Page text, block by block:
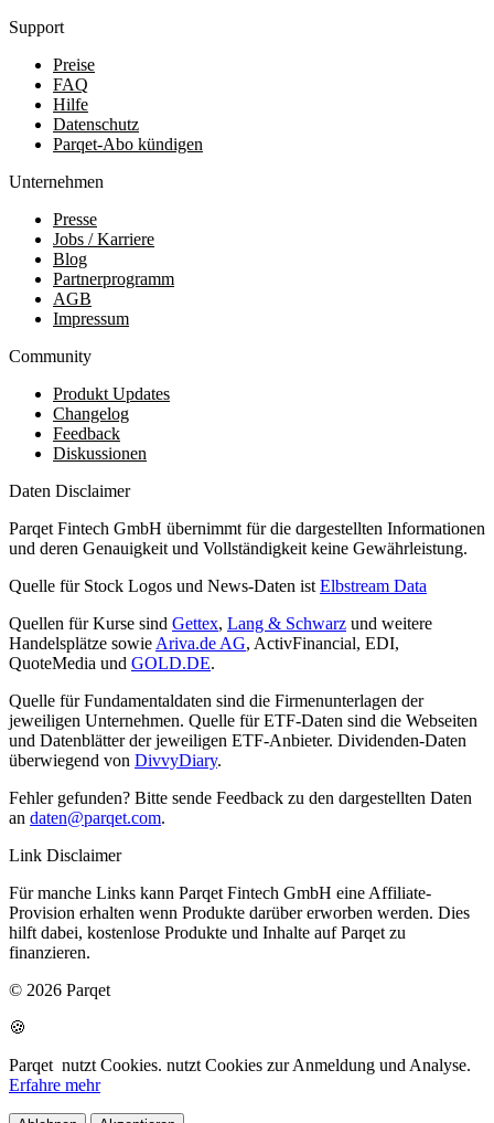
Support
Preise
FAQ
Hilfe
Datenschutz
Parqet-Abo kündigen
Unternehmen
Presse
Jobs / Karriere
Blog
Partnerprogramm
AGB
Impressum
Community
Produkt Updates
Changelog
Feedback
Diskussionen
Daten Disclaimer
Parqet Fintech GmbH übernimmt für die dargestellten Informationen
und deren Genauigkeit und Vollständigkeit keine Gewährleistung.
Quelle für Stock Logos und News-Daten ist Elbstream Data
Quellen für Kurse sind Gettex, Lang & Schwarz und weitere
Handelsplätze sowie Ariva.de AG, ActivFinancial, EDI,
QuoteMedia und GOLD.DE.
Quelle für Fundamentaldaten sind die Firmenunterlagen der
jeweiligen Unternehmen. Quelle für ETF-Daten sind die Webseiten
und Datenblätter der jeweiligen ETF-Anbieter. Dividenden-Daten
überwiegend von DivvyDiary.
Fehler gefunden? Bitte sende Feedback zu den dargestellten Daten
an daten@parqet.com.
Link Disclaimer
Für manche Links kann Parqet Fintech GmbH eine Affiliate-
Provision erhalten wenn Produkte darüber erworben werden. Dies
hilft dabei, kostenlose Produkte und Inhalte auf Parqet zu
finanzieren.
© 2026 Parqet
🍪
Parqet nutzt Cookies. nutzt Cookies zur Anmeldung und Analyse.
Erfahre mehr